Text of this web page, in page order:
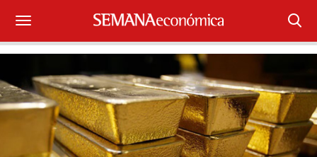
Suscríbase
Iniciar sesión
Portada
¿Qué está pasando?